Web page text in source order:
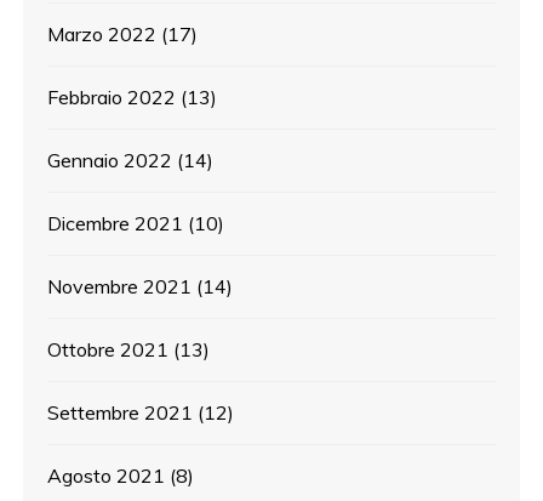
Marzo 2022 (17)
Febbraio 2022 (13)
Gennaio 2022 (14)
Dicembre 2021 (10)
Novembre 2021 (14)
Ottobre 2021 (13)
Settembre 2021 (12)
Agosto 2021 (8)